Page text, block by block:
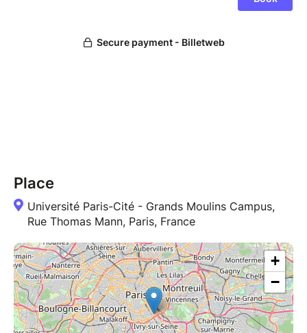
Place
Université Paris-Cité - Grands Moulins Campus,
Rue Thomas Mann, Paris, France
+
−